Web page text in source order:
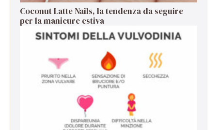
Coconut Latte Nails, la tendenza da seguire
per la manicure estiva